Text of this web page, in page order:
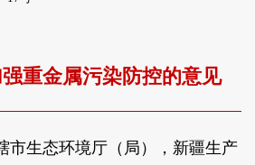
重金属污染防控的意见
市生态环境厅（局），新疆生产